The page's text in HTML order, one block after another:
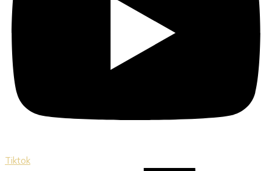
Tiktok